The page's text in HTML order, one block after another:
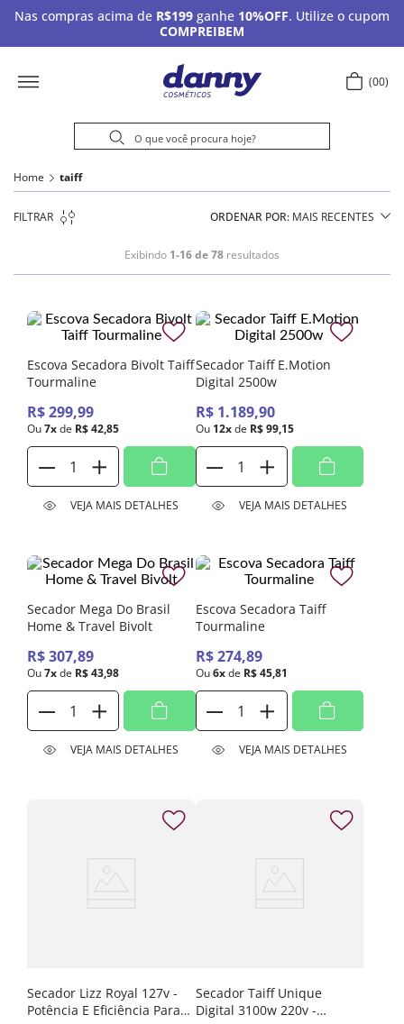
Nas compras acima de R$199 ganhe 10%OFF. Utilize o cupom
COMPREIBEM
00
Home taiff
FILTRAR ORDENAR POR MAIS RECENTES
Exibindo 1-16 de 78 resultados
Escova Secadora Bivolt Taiff
Tourmaline
R$299,99
Ou7xde R$42,85
VEJA MAIS DETALHES
Secador Taiff E.Motion
Digital 2500w
R$ 1.189,90
Ou 12x de R$ 99,15
VEJA MAIS DETALHES
Secador Mega Do Brasil
Home & Travel Bivolt
R$307,89
Ou7xde R$43,98
VEJA MAIS DETALHES
Escova Secadora Taiff
Tourmaline
R$ 274,89
Ou 6x de R$ 45,81
VEJA MAIS DETALHES
Secador Lizz Royal 127v -
Potência E Eficiência Para
Secador Taiff Unique
Digital 3100w 220v -